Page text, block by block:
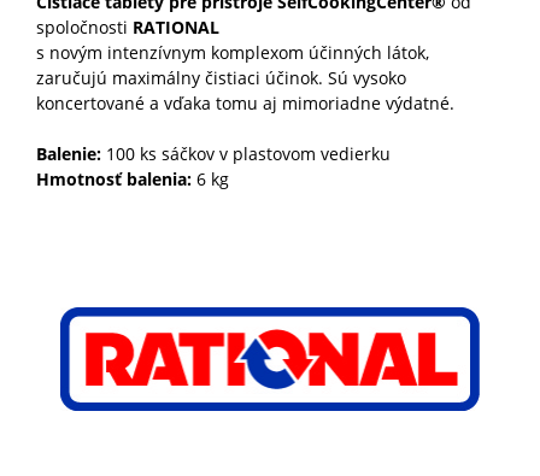
spoločnosti RATIONAL
s novým intenzívnym komplexom účinných látok,
zaručujú maximálny čistiaci účinok. Sú vysoko
koncertované a vďaka tomu aj mimoriadne výdatné.
Balenie:100 ks sáčkov v plastovom vedierku
Hmotnosť balenia:6 kg